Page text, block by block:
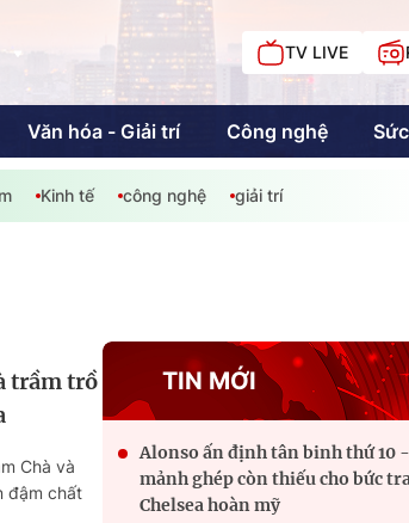
TV LIVE
Văn hóa - Giải trí Công nghệ
dục Kinh tế
khỏe Đời sống
giả HTV Chuyện chúng tôi
Kinh tế công nghệ giải trí
trầm trồ
Chà và
đậm chất
TIN MỚI
Alonso ấn định tân binh thứ 10 -
mảnh ghép còn thiếu cho bức
Chelsea hoàn mỹ